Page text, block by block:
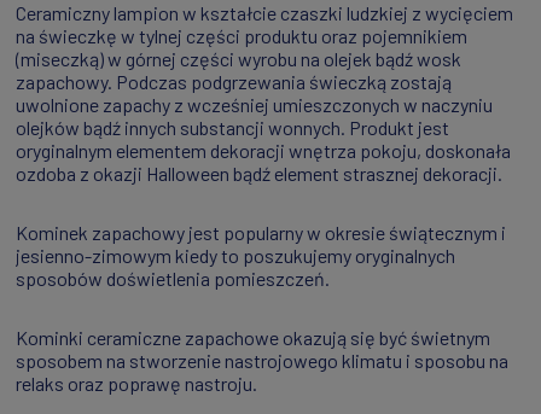
Ceramiczny lampion w kształcie czaszki ludzkiej z wycięciem
na świeczkę w tylnej części produktu oraz pojemnikiem
(miseczką) w górnej części wyrobu na olejek bądź wosk
zapachowy. Podczas podgrzewania świeczką zostają
uwolnione zapachy z wcześniej umieszczonych w naczyniu
olejków bądź innych substancji wonnych. Produkt jest
oryginalnym elementem dekoracji wnętrza pokoju, doskonała
ozdoba z okazji Halloween bądź element strasznej dekoracji.
Kominek zapachowy jest popularny w okresie świątecznym i
jesienno-zimowym kiedy to poszukujemy oryginalnych
sposobów doświetlenia pomieszczeń.
Kominki ceramiczne zapachowe okazują się być świetnym
sposobem na stworzenie nastrojowego klimatu i sposobu na
relaks oraz poprawę nastroju.